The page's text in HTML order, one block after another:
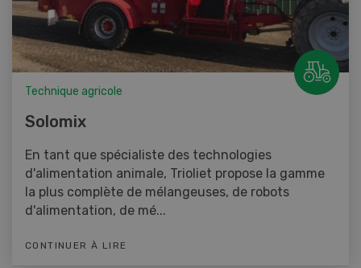
Technique agricole
Solomix
En tant que spécialiste des technologies
d'alimentation animale, Trioliet propose la gamme
la plus complète de mélangeuses, de robots
d'alimentation, de mé...
CONTINUER À LIRE